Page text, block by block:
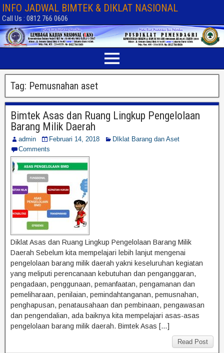
INFO JADWAL BIMTEK & DIKLAT NASIONAL
Call Us : 0812 766 0606
Tag: Pemusnahan aset
Bimtek Asas dan Ruang Lingkup Pengelolaan
Barang Milik Daerah
admin Februari 14, 2018
DIklat Barang dan Aset
Comments
Diklat Asas dan Ruang Lingkup Pengelolaan Barang Milik
Daerah Sebelum kita mempelajari lebih lanjut mengenai
pengelolaan barang milik daerah yakni keseluruhan kegiatan
yang meliputi perencanaan kebutuhan dan penganggaran,
pengadaan, penggunaan, pemanfaatan, pengamanan dan
pemeliharaan, penilaian, pemindahtanganan, pemusnahan,
penghapusan, penatausahaan dan pembinaan, pengawasan
dan pengendalian, ada baiknya kita mempelajari asas-asas
pengelolaan barang milik daerah. Bimtek Asas […]
Read Post